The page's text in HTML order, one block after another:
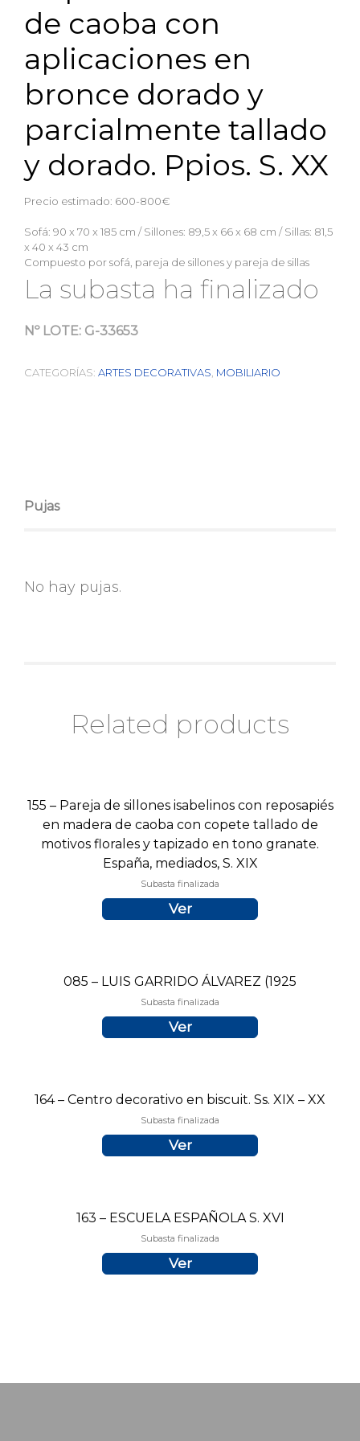
de caoba con
aplicaciones en
bronce dorado y
parcialmente tallado
y dorado. Ppios. S. XX
Precio estimado: 600-800€
Sofá: 90 x 70 x 185 cm / Sillones: 89,5 x 66 x 68 cm / Sillas: 81,5
x 40 x 43 cm
Compuesto por sofá, pareja de sillones y pareja de sillas
La subasta ha finalizado
Nº LOTE: G-33653
CATEGORÍAS: ARTES DECORATIVAS, MOBILIARIO
Pujas
No hay pujas.
Related products
155 – Pareja de sillones isabelinos con reposapiés
en madera de caoba con copete tallado de
motivos florales y tapizado en tono granate.
España, mediados, S. XIX
Subasta finalizada
Ver
085 – LUIS GARRIDO ÁLVAREZ (1925
Subasta finalizada
Ver
164 – Centro decorativo en biscuit. Ss. XIX – XX
Subasta finalizada
Ver
163 – ESCUELA ESPAÑOLA S. XVI
Subasta finalizada
Ver